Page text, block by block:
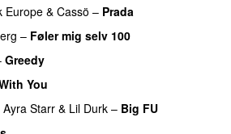
Europe& Cassö – Prada
– Føler mig selv 100
Greedy
You
Ayra Starr & Lil Durk – Big FU